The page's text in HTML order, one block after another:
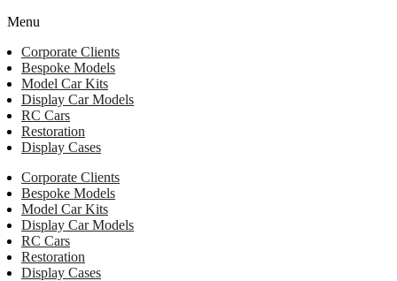
Menu
Corporate Clients
Bespoke Models
Model Car Kits
Display Car Models
RC Cars
Restoration
Display Cases
Corporate Clients
Bespoke Models
Model Car Kits
Display Car Models
RC Cars
Restoration
Display Cases